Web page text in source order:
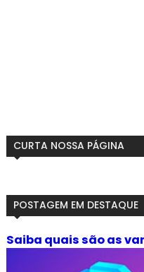
CURTA NOSSA PÁGINA
POSTAGEM EM DESTAQUE
Saiba quais são as